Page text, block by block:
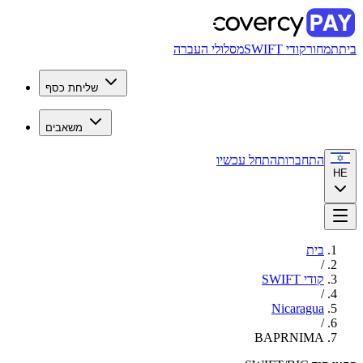
ביתתמחורקודי SWIFT מסלולי העברה
שליחת כסף
משאבים
HE
התחברותהתחל עכשיו
בית
/
קודי SWIFT
/
Nicaragua
/
BAPRNIMA